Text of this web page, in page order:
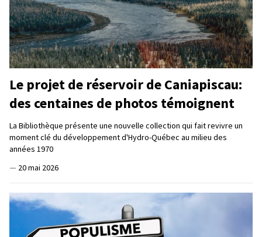
Le projet de réservoir de Caniapiscau:
des centaines de photos témoignent
La Bibliothèque présente une nouvelle collection qui fait revivre un
moment clé du développement d'Hydro-Québec au milieu des
années 1970
— 20 mai 2026